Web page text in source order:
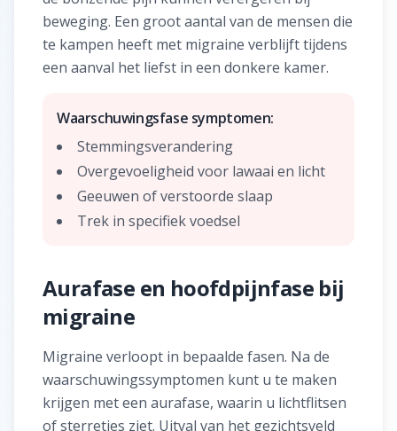
beweging. Een groot aantal van de mensen die
te kampen heeft met migraine verblijft tijdens
een aanval het liefst in een donkere kamer.
Waarschuwingsfase symptomen:
Stemmingsverandering
Overgevoeligheid voor lawaai en licht
Geeuwen of verstoorde slaap
Trek in specifiek voedsel
Aurafase en hoofdpijnfase bij
migraine
Migraine verloopt in bepaalde fasen. Na de
waarschuwingssymptomen kunt u te maken
krijgen met een aurafase, waarin u lichtflitsen
of sterretjes ziet. Uitval van het gezichtsveld